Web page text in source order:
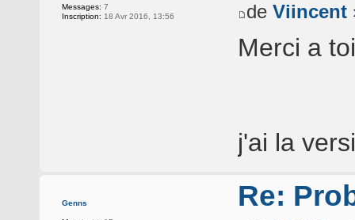
Messages: 7
Inscription: 18 Avr 2016, 13:56 de Viincent
Merci a
j'ai la
Genns Re: